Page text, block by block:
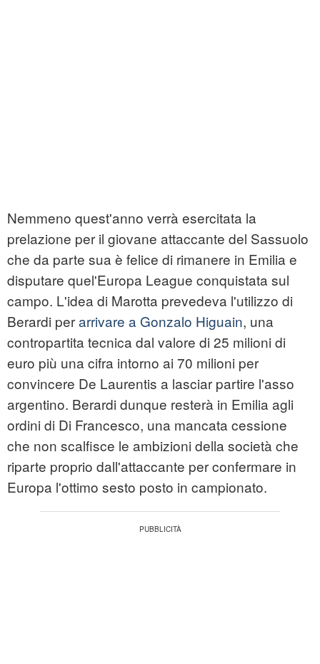
Nemmeno quest'anno verrà esercitata la
prelazione per il giovane attaccante del Sassuolo
che da parte sua è felice di rimanere in Emilia e
disputare quel'Europa League conquistata sul
campo. L'idea di Marotta prevedeva l'utilizzo di
Berardi perarrivare a Gonzalo Higuain, una
contropartita tecnica dal valore di 25 milioni di
euro più una cifra intorno ai 70 milioni per
convincere De Laurentis a lasciar partire l'asso
argentino. Berardi dunque resterà in Emilia agli
ordini di Di Francesco, una mancata cessione
che non scalfisce le ambizioni della società che
riparte proprio dall'attaccante per confermare in
Europa l'ottimo sesto posto in campionato.